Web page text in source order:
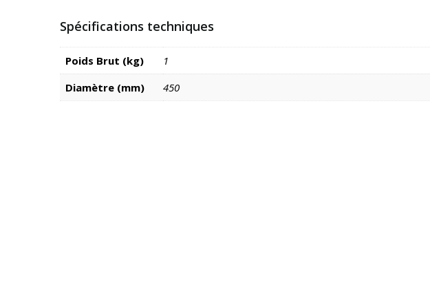
Spécifications techniques
Poids Brut (kg)
1
Diamètre (mm)
450